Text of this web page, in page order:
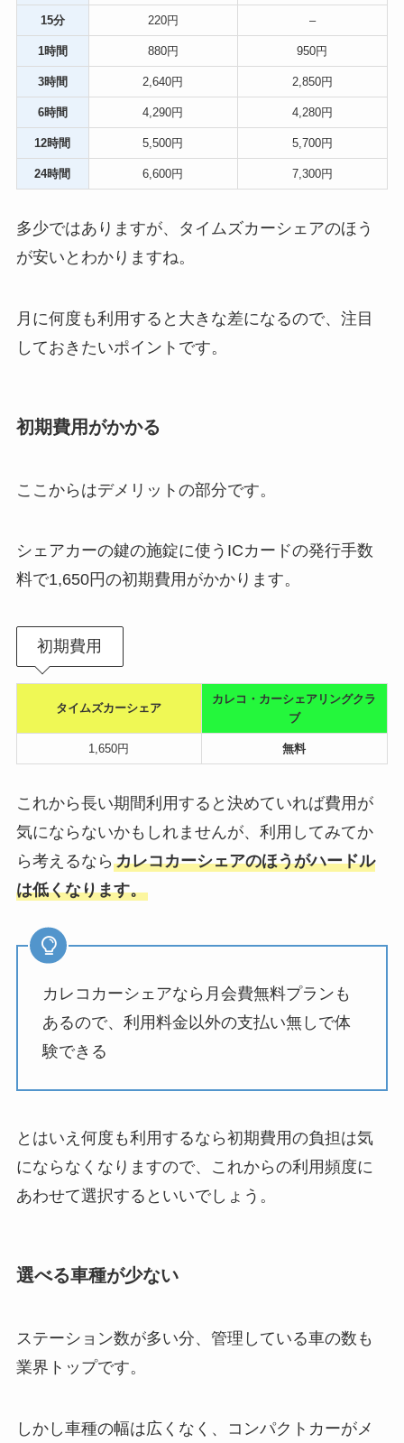
15分 220円 –
1時間 880円 950円
3時間 2,640円 2,850円
6時間 4,290円 4,280円
12時間 5,500円 5,700円
24時間 6,600円 7,300円
多少ではありますが、タイムズカーシェアのほう
が安いとわかりますね。
月に何度も利用すると大きな差になるので、注目
しておきたいポイントです。
初期費用がかかる
ここからはデメリットの部分です。
シェアカーの鍵の施錠に使うICカードの発行手数
料で1,650円の初期費用がかかります。
初期費用
タイムズカーシェア
カレコ・カーシェアリングクラ
ブ
1,650円 無料
これから長い期間利用すると決めていれば費用が
気にならないかもしれませんが、利用してみてか
ら考えるなら カレコカーシェアのほうがハードル
は低くなります。
カレコカーシェアなら月会費無料プランも
あるので、利用料金以外の支払い無しで体
験できる
とはいえ何度も利用するなら初期費用の負担は気
にならなくなりますので、これからの利用頻度に
あわせて選択するといいでしょう。
選べる車種が少ない
ステーション数が多い分、管理している車の数も
業界トップです。
しかし車種の幅は広くなく、コンパクトカーがメ